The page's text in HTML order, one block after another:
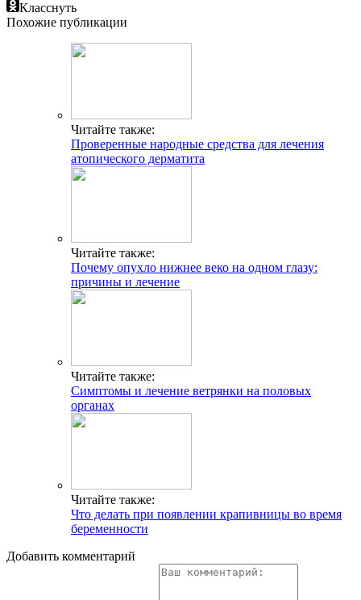
Класснуть
Похожие публикации
Читайте также:
Проверенные народные средства для лечения
атопического дерматита
Читайте также:
Почему опухло нижнее веко на одном глазу:
причины и лечение
Читайте также:
Симптомы и лечение ветрянки на половых
органах
Читайте также:
Что делать при появлении крапивницы во время
беременности
Добавить комментарий